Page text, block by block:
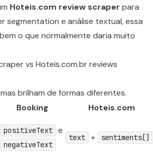
Hoteis.com review scraper para
segmentation e análise textual, essa
o que normalmente daria muito
vs Hoteis.com.br reviews
brilham de formas diferentes.
Booking
Hoteis.com
positiveText e
negativeText
text + sentiments[]